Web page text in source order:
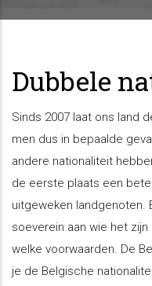
Dubbele
Sinds 2007 laat ons land
men dus in bepaalde
andere nationaliteit
de eerste plaats een
uitgeweken landgenoten.
soeverein aan wie het
welke voorwaarden. De
je de Belgische